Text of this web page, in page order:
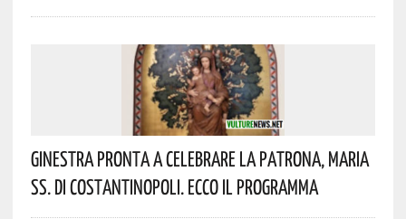
Ginestra Pronta A Celebrare La Patrona, Maria
SS. Di Costantinopoli. Ecco Il Programma